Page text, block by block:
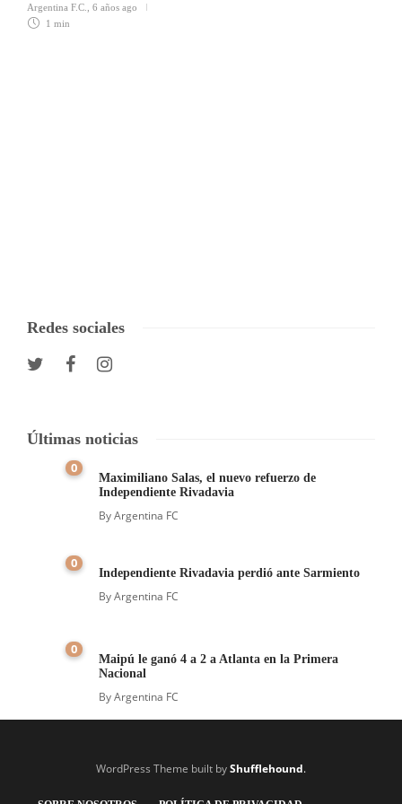
Argentina F.C.
6 años ago
1 min
Redes sociales
Últimas noticias
0
Maximiliano Salas, el nuevo refuerzo de
Independiente Rivadavia
ByArgentina FC
0
Independiente Rivadavia perdió ante Sarmiento
ByArgentina FC
0
Maipú le ganó 4 a 2 a Atlanta en la Primera
Nacional
ByArgentina FC
WordPress Theme built byShufflehound.